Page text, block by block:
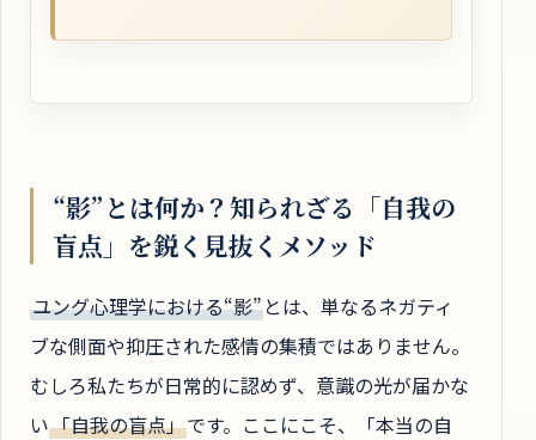
“影”とは何か？知られざる「自我の
盲点」を鋭く見抜くメソッド
ユング心理学における“影”とは、単なるネガティ
ブな側面や抑圧された感情の集積ではありません。
むしろ私たちが日常的に認めず、意識の光が届かな
い「自我の盲点」です。ここにこそ、「本当の自